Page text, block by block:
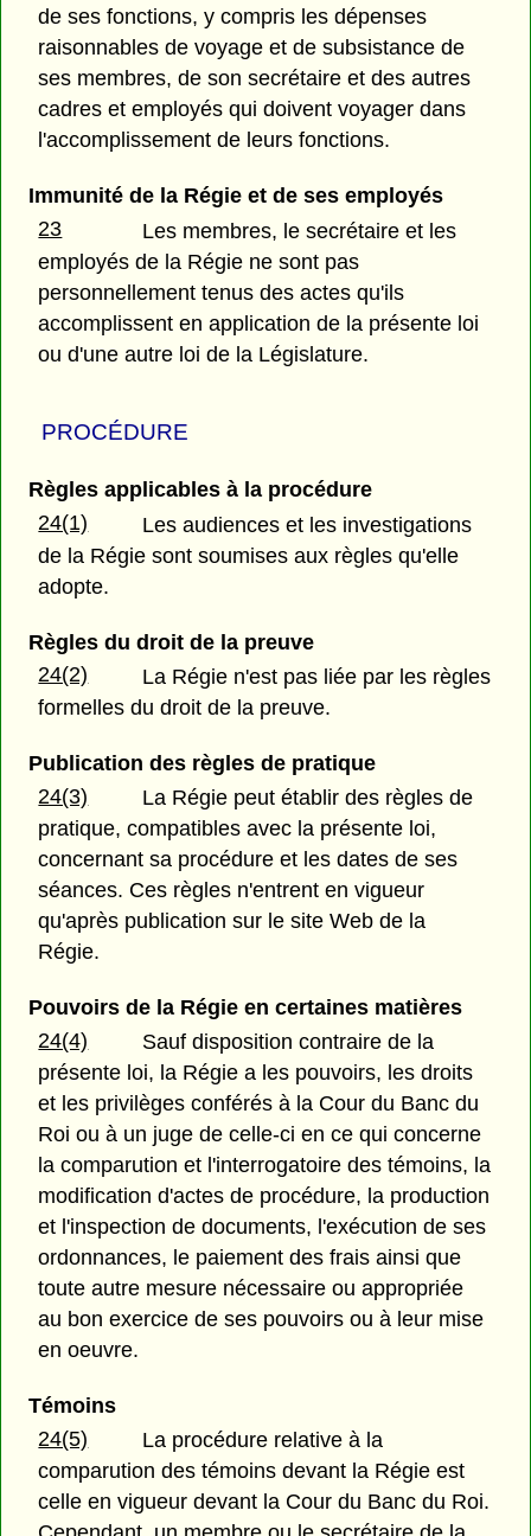
de ses fonctions, y compris les dépenses
raisonnables de voyage et de subsistance de
ses membres, de son secrétaire et des autres
cadres et employés qui doivent voyager dans
l'accomplissement de leurs fonctions.
Immunité de la Régie et de ses employés
23
Les membres, le secrétaire et les
employés de la Régie ne sont pas
personnellement tenus des actes qu'ils
accomplissent en application de la présente loi
ou d'une autre loi de la Législature.
PROCÉDURE
Règles applicables à la procédure
24(1)
Les audiences et les investigations
de la Régie sont soumises aux règles qu'elle
adopte.
Règles du droit de la preuve
24(2)
La Régie n'est pas liée par les règles
formelles du droit de la preuve.
Publication des règles de pratique
24(3)
La Régie peut établir des règles de
pratique, compatibles avec la présente loi,
concernant sa procédure et les dates de ses
séances. Ces règles n'entrent en vigueur
qu'après publication sur le site Web de la
Régie.
Pouvoirs de la Régie en certaines matières
24(4)
Sauf disposition contraire de la
présente loi, la Régie a les pouvoirs, les droits
et les privilèges conférés à la Cour du Banc du
Roi ou à un juge de celle-ci en ce qui concerne
la comparution et l'interrogatoire des témoins, la
modification d'actes de procédure, la production
et l'inspection de documents, l'exécution de ses
ordonnances, le paiement des frais ainsi que
toute autre mesure nécessaire ou appropriée
au bon exercice de ses pouvoirs ou à leur mise
en oeuvre.
Témoins
24(5)
La procédure relative à la
comparution des témoins devant la Régie est
celle en vigueur devant la Cour du Banc du Roi.